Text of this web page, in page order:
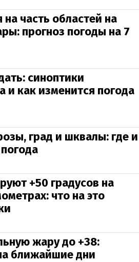
часть областей на
прогноз погоды на 7
синоптики
и как изменится погода
град и шквалы: где и
+50 градусов на
что на это
жару до +38:
ближайшие дни